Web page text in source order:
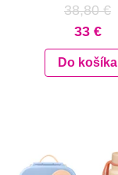
38,80 €
33 €
Do košíka